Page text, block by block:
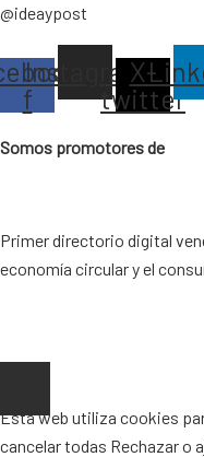
@ideaypost
f
InstagramX-
twitter
Somos promotores de
Primer directorio digital
economía circular y el
Esta web utiliza cookies
cancelar todas Rechazaro